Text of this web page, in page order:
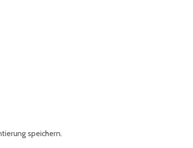
speichern.